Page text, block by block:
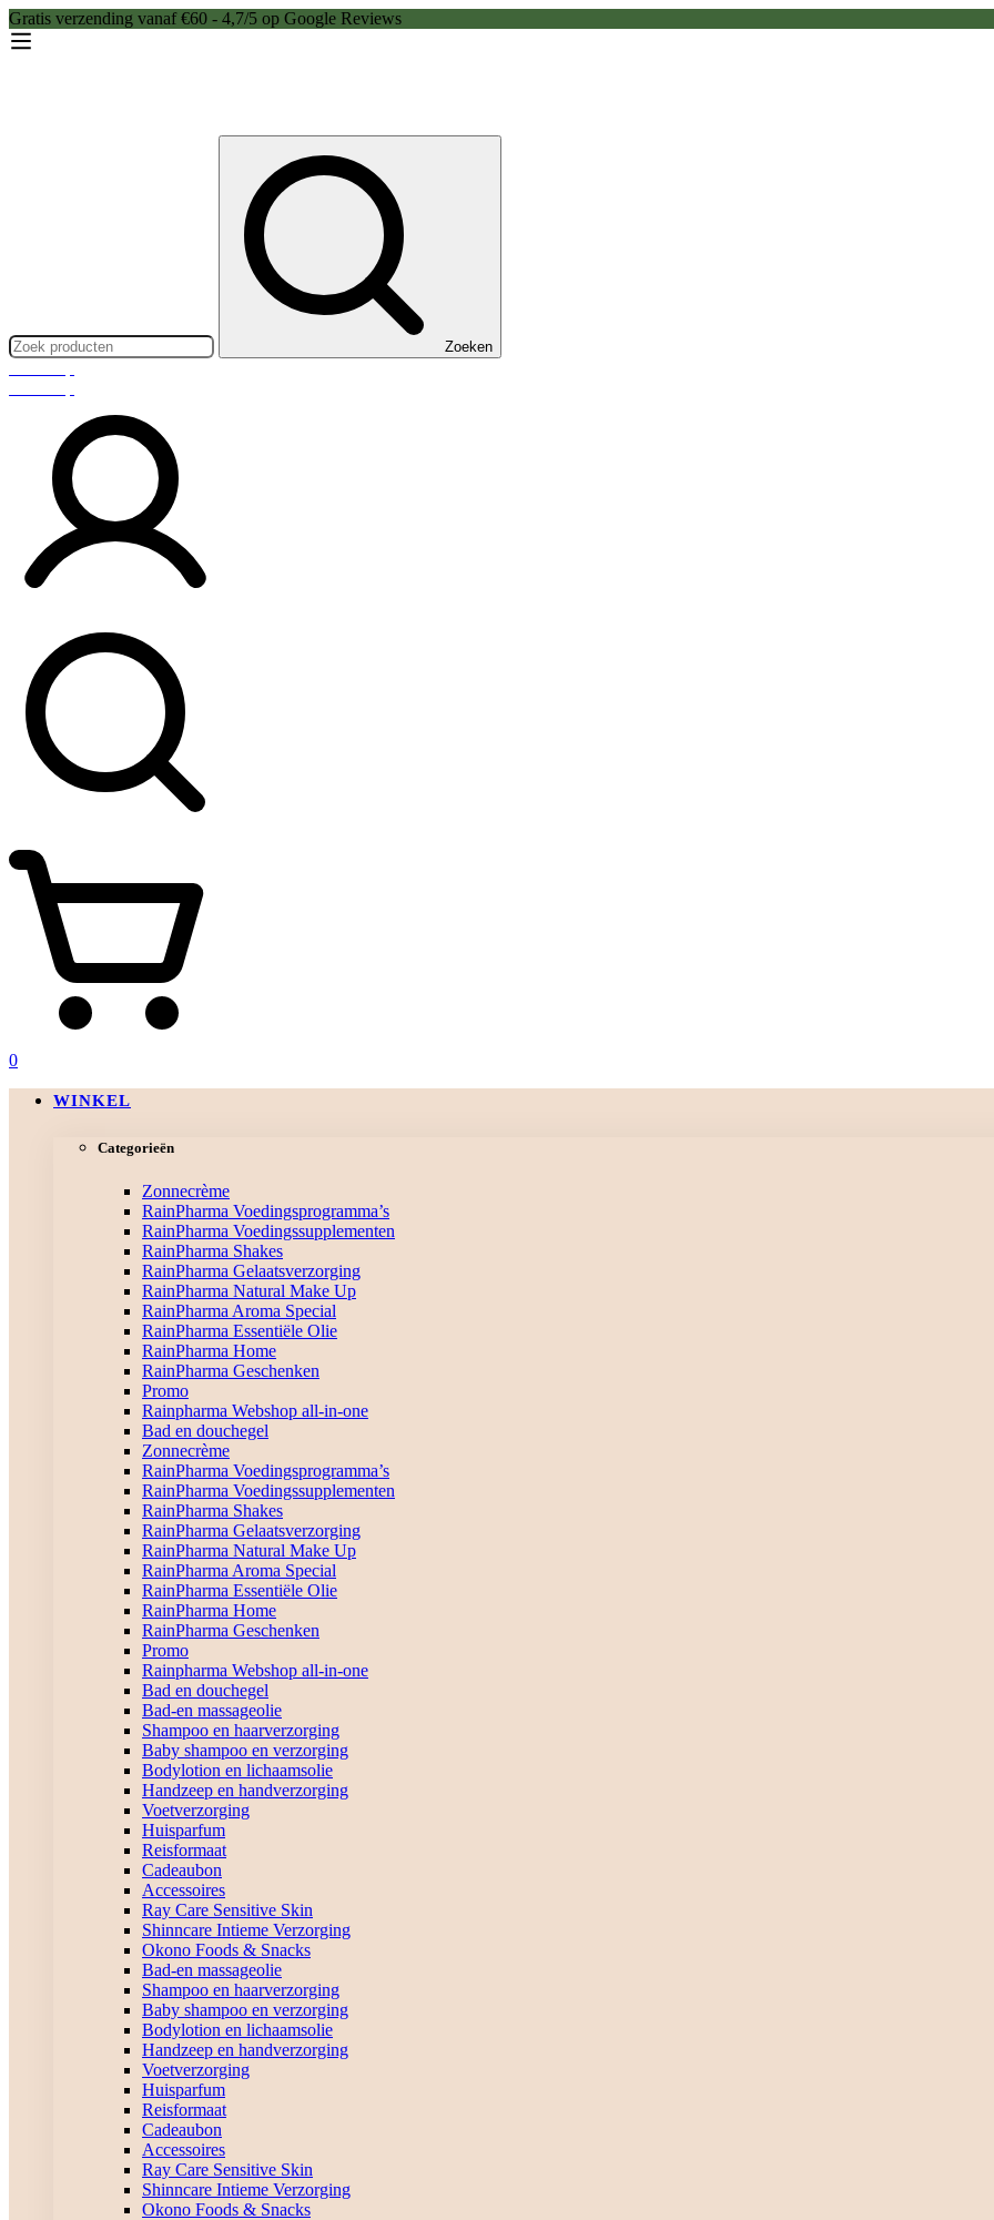
Gratis verzending vanaf €60 - 4,7/5 op Google Reviews
Zoeken
0
WINKEL
Categorieën
Zonnecrème
RainPharma Voedingsprogramma’s
RainPharma Voedingssupplementen
RainPharma Shakes
RainPharma Gelaatsverzorging
RainPharma Natural Make Up
RainPharma Aroma Special
RainPharma Essentiële Olie
RainPharma Home
RainPharma Geschenken
Promo
Rainpharma Webshop all-in-one
Bad en douchegel
Zonnecrème
RainPharma Voedingsprogramma’s
RainPharma Voedingssupplementen
RainPharma Shakes
RainPharma Gelaatsverzorging
RainPharma Natural Make Up
RainPharma Aroma Special
RainPharma Essentiële Olie
RainPharma Home
RainPharma Geschenken
Promo
Rainpharma Webshop all-in-one
Bad en douchegel
Bad-en massageolie
Shampoo en haarverzorging
Baby shampoo en verzorging
Bodylotion en lichaamsolie
Handzeep en handverzorging
Voetverzorging
Huisparfum
Reisformaat
Cadeaubon
Accessoires
Ray Care Sensitive Skin
Shinncare Intieme Verzorging
Okono Foods & Snacks
Bad-en massageolie
Shampoo en haarverzorging
Baby shampoo en verzorging
Bodylotion en lichaamsolie
Handzeep en handverzorging
Voetverzorging
Huisparfum
Reisformaat
Cadeaubon
Accessoires
Ray Care Sensitive Skin
Shinncare Intieme Verzorging
Okono Foods & Snacks